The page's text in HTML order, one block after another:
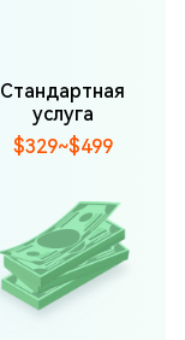
Стандартная
услуга
$329~$499